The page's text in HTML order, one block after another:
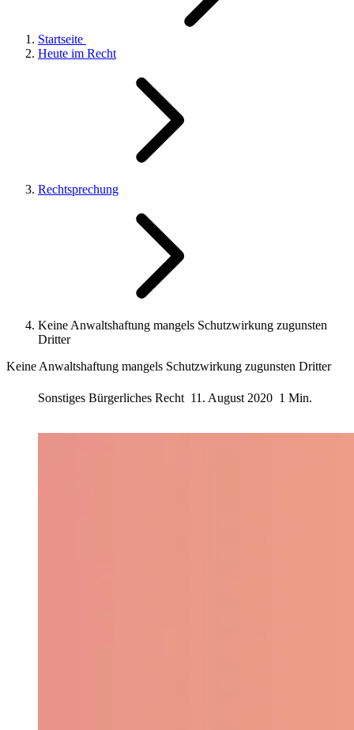
Startseite
Heute im Recht
Rechtsprechung
Keine Anwaltshaftung mangels Schutzwirkung zugunsten
Dritter
Keine Anwaltshaftung mangels Schutzwirkung zugunsten Dritter
Sonstiges Bürgerliches Recht 11. August 2020 1 Min.